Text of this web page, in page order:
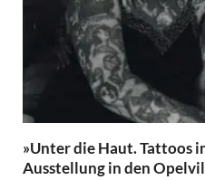
»Unter die Haut. Tattoos
Ausstellung in den